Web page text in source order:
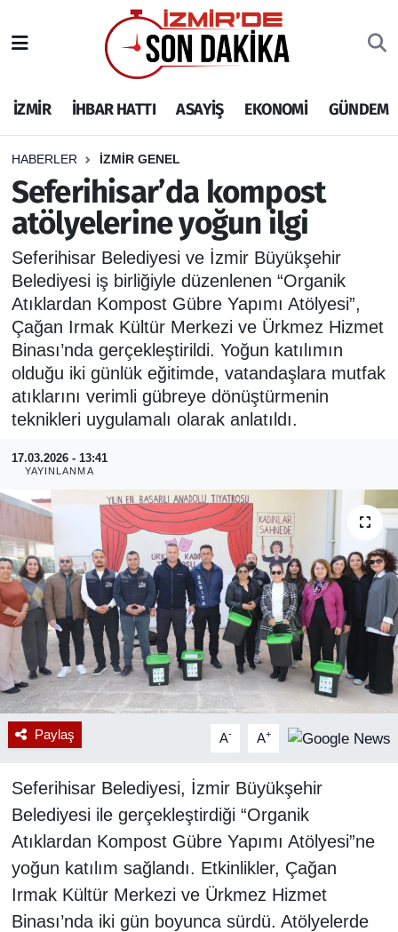
İZMİR İHBAR HATTI ASAYİŞ EKONOMİ GÜNDEM
HABERLER İZMİR GENEL
Seferihisar’da kompost
atölyelerine yoğun ilgi
Seferihisar Belediyesi ve İzmir Büyükşehir
Belediyesi iş birliğiyle düzenlenen “Organik
Atıklardan Kompost Gübre Yapımı Atölyesi”,
Çağan Irmak Kültür Merkezi ve Ürkmez Hizmet
Binası’nda gerçekleştirildi. Yoğun katılımın
olduğu iki günlük eğitimde, vatandaşlara mutfak
atıklarını verimli gübreye dönüştürmenin
teknikleri uygulamalı olarak anlatıldı.
17.03.2026 - 13:41
YAYINLANMA
Paylaş A- A+
Seferihisar Belediyesi, İzmir Büyükşehir
Belediyesi ile gerçekleştirdiği “Organik
Atıklardan Kompost Gübre Yapımı Atölyesi”ne
yoğun katılım sağlandı. Etkinlikler, Çağan
Irmak Kültür Merkezi ve Ürkmez Hizmet
Binası’nda iki gün boyunca sürdü. Atölyelerde
İHBAR HATTI
DEPREM
GENEL
EKONOMİ
SİYASET
SPOR
ASAYİŞ
RESMİ REKLAM
İzmir Nöbetçi Eczaneler
İzmir Hava Durumu
İzmir Namaz Vakitleri
İzmir Trafik Yoğunluk Haritası
Puan Durumu ve Fikstür
Tüm Manşetler
Son Dakika Haberleri
Haber Arşivi